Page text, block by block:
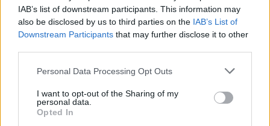
IAB’s list of downstream participants. This information may
also be disclosed by us to third parties on the IAB’s List of
Downstream Participants that may further disclose it to other
Please note that this website/app uses one or more Google
not limited to your visit or usage behaviour. You may click to
grant or deny consent to Google and its third-party tags to
use your data for below specified purposes in below Google
Personal Data Processing Opt Outs
I want to opt-out of the Sharing of my
personal data.
Opted In